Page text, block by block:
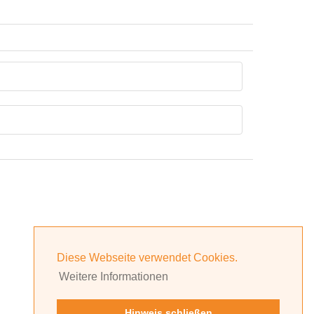
Diese Webseite verwendet Cookies.
Weitere Informationen